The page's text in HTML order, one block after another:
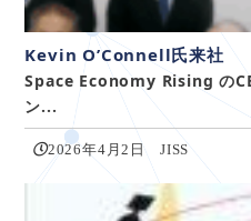
Kevin O’Connell氏来社
Space Economy Rising の
ン...
2026年4月2日 JISS